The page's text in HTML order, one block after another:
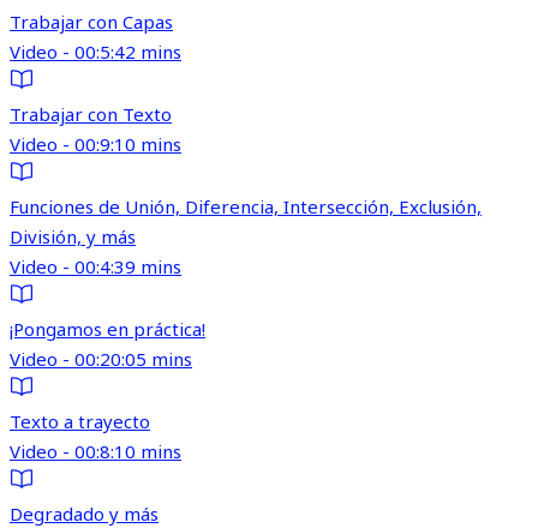
Trabajar con Capas
Video - 00:5:42 mins
Trabajar con Texto
Video - 00:9:10 mins
Funciones de Unión, Diferencia, Intersección, Exclusión,
División, y más
Video - 00:4:39 mins
¡Pongamos en práctica!
Video - 00:20:05 mins
Texto a trayecto
Video - 00:8:10 mins
Degradado y más